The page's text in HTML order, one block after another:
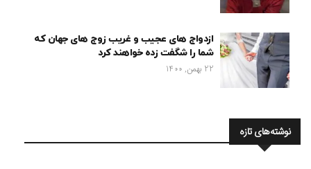
ازدواج های عجیب و غریب زوج های جهان که
شما را شگفت زده خواهند کرد
22 بهمن, 1400
نوشته‌های تازه